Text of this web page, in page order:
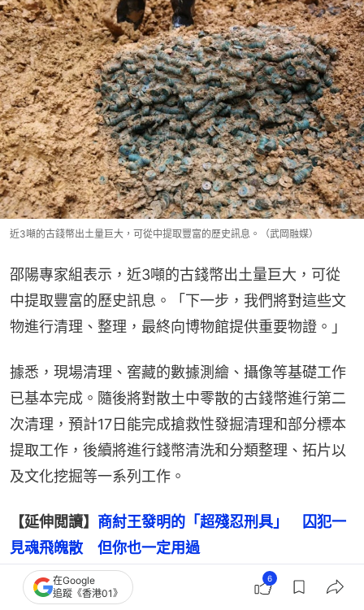
近3噸的古錢幣出土量巨大，可從中提取豐富的歷史訊息。（武岡融媒）
邵陽專家組表示，近3噸的古錢幣出土量巨大，可從
中提取豐富的歷史訊息。「下一步，我們將對這些文
物進行清理、整理，最終向博物館提供重要物證。」
據悉，現場清理、窖藏的數據測繪、攝像等基礎工作
已基本完成。隨後將對散土中零散的古錢幣進行第二
次清理，預計17日能完成搶救性發掘清理和部分標本
提取工作，後續將進行錢幣清洗和分類整理、拓片以
及文化挖掘等一系列工作。
【延伸閲讀】 商紂王發明的「超殘忍刑具」　囚犯一
見魂飛魄散　但你也一定用過
在Google
追蹤《香港01》
6